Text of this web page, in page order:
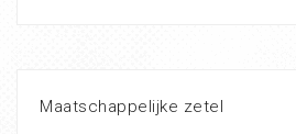
Maatschappelijke zetel